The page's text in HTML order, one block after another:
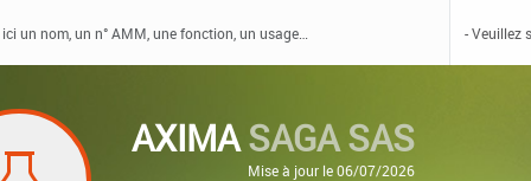
AXIMASAGA SAS
Mise à jour le 06/07/2026